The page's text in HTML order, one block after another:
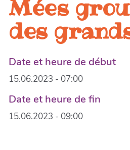
Mées
des
Date et heure de début
15.06.2023 - 07:00
Date et heure de fin
15.06.2023 - 09:00